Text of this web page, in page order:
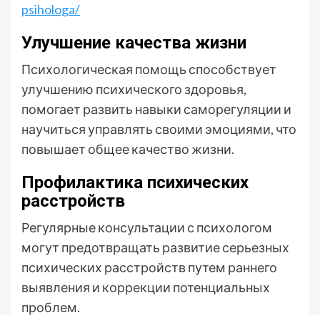
psihologa/
Улучшение качества жизни
Психологическая помощь способствует
улучшению психического здоровья,
помогает развить навыки саморегуляции и
научиться управлять своими эмоциями, что
повышает общее качество жизни.
Профилактика психических
расстройств
Регулярные консультации с психологом
могут предотвращать развитие серьезных
психических расстройств путем раннего
выявления и коррекции потенциальных
проблем.